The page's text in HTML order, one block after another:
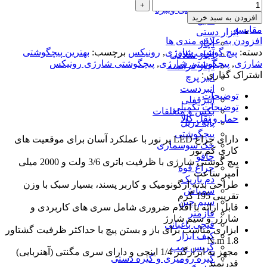
خرطومی ویبره
کابل
ابزار دستی
آچار
آچار شلاقی
آچار فرانسه
انبر پرچ
انبردست
انبرقفلی
بکس و متعلقات
پایه دریل
پیچگوشتی
جک سوسماری
چاقو
چراغ قوه
دم باریک
سمپاش
سیم چین
فازمتر
قیچی باغبانی
کیف ابزار
گریس پمپ
گیره رومیزی و گیره دستی
افزودن به سبد خرید
مقایسه
افزودن به علاقه مندی ها
دسته: پیچ گوشتی شارژی, رونیکس برچسب: بهترین پیچگوشتی
شارژی, پیچگوشتی شارژی, پیچگوشتی شارژی رونیکس
اشتراک گذاری :
توضیحات
توضیحات تکمیلی
حمل و نقل کالا
دارای چراغ LED پر نور با عملکرد آسان برای موقعیت های
کاری کم نور
پیچ گوشتی شارژی با ظرفیت باتری 3/6 ولت و 2000 میلی
آمپر ساعت
طراحی بدنه ارگونومیک و کاربر پسند، بسیار سبک با وزن
تقریبی 195 گرم
قابل ارائه با اقلام ضروری شامل سری های کاربردی و
شارژر و سیم شارژ
ابزاری مناسب برای باز و بستن پیچ با حداکثر ظرفیت گشتاور
1.8 N.m
مجهز به ابزارگیر 1/4 اینچی و دارای سری مگنتی (آهنربایی)
قدرتمند